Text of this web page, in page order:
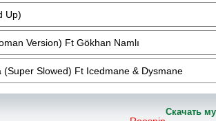
Up)
Version) Ft Gökhan Namlı
(Super Slowed) Ft Icedmane & Dysmane
Скачать